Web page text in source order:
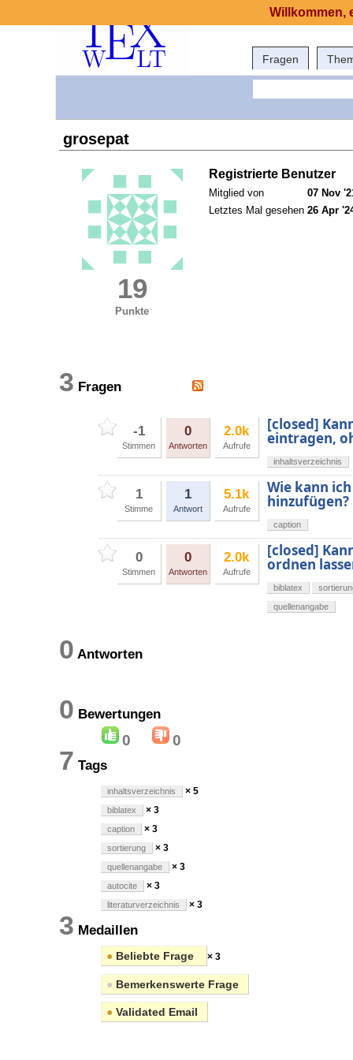
Fragen
grosepat
19
Punkte
Registrierte Benutzer
Mitglied von
07 Nov
Letztes Mal gesehen 26 Apr
3 Fragen
-1
Stimmen
0
Antworten
2.0k
Aufrufe
[closed]
eintragen,
inhaltsverzeichnis
1
Stimme
1
Antwort
5.1k
Aufrufe
Wie kann
hinzufügen?
caption
0
Stimmen
0
Antworten
2.0k
Aufrufe
[closed]
ordnen
biblatex
quellenangabe
0 Antworten
0 Bewertungen
0 0
7 Tags
inhaltsverzeichnis × 5
biblatex × 3
caption × 3
sortierung × 3
quellenangabe × 3
autocite × 3
literaturverzeichnis × 3
3 Medaillen
● Beliebte Frage × 3
● Bemerkenswerte Frage
● Validated Email
Willkommen,